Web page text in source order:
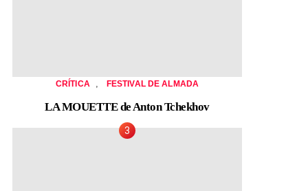
CRÍTICA FESTIVAL DE ALMADA
LA MOUETTE de Anton Tchekhov